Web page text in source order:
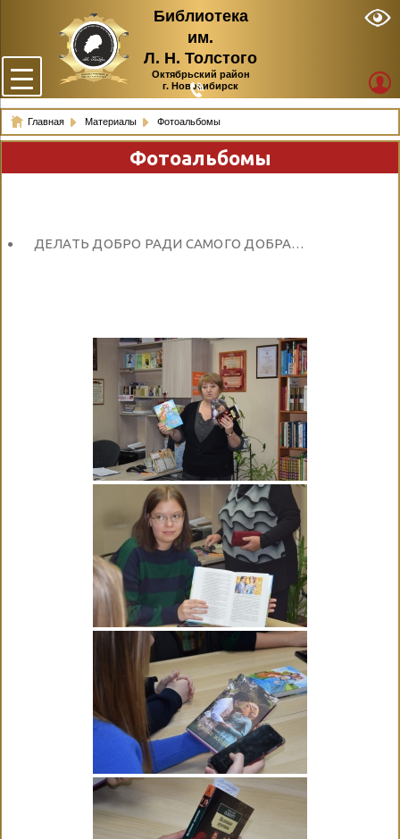
Библиотека
им.
Л. Н. Толстого
Октябрьский район
г. Новосибирск
Главная Материалы Фотоальбомы
Фотоальбомы
ДЕЛАТЬ ДОБРО РАДИ САМОГО ДОБРА…